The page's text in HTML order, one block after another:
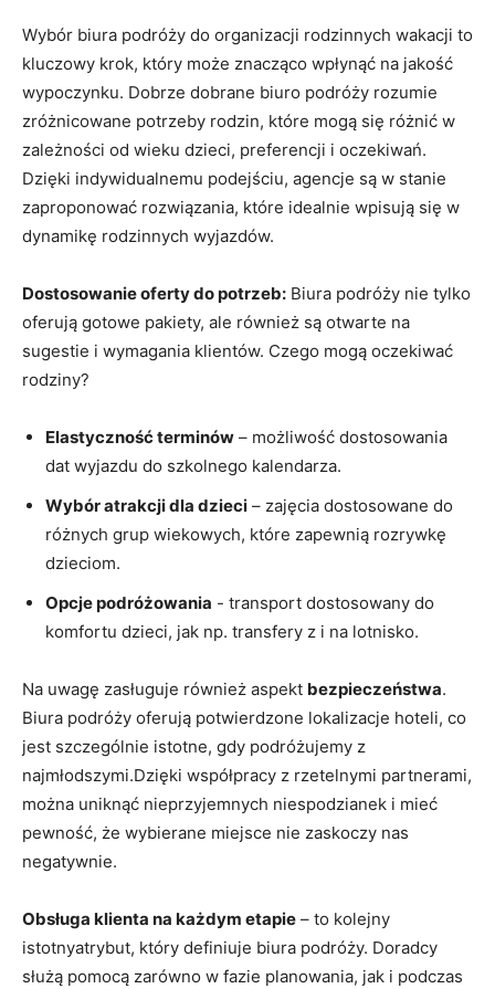
Wybór ​biura podróży do organizacji rodzinnych wakacji to
kluczowy krok, który może znacząco⁣ wpłynąć na jakość⁤
wypoczynku. Dobrze dobrane biuro podróży rozumie
zróżnicowane potrzeby ‍rodzin, które mogą się różnić w
zależności od wieku dzieci,⁤ preferencji i oczekiwań.
Dzięki indywidualnemu podejściu, agencje są w stanie
zaproponować rozwiązania, które idealnie wpisują ​się w
dynamikę rodzinnych wyjazdów.
Dostosowanie ⁣oferty do potrzeb: Biura podróży nie⁤ tylko
oferują gotowe pakiety, ale również są otwarte na
sugestie i ⁢wymagania klientów. Czego mogą oczekiwać
rodziny?
Elastyczność terminów – możliwość ⁤dostosowania
dat wyjazdu do szkolnego kalendarza.
Wybór ⁣atrakcji dla dzieci – zajęcia dostosowane do
‌różnych grup wiekowych, które zapewnią rozrywkę
dzieciom.
Opcje podróżowania ‌- transport dostosowany do
komfortu dzieci, jak‌ np. transfery z ‍i na lotnisko.
Na uwagę zasługuje ‍również aspekt⁣ bezpieczeństwa.
Biura podróży oferują potwierdzone lokalizacje hoteli, co
jest szczególnie istotne, gdy podróżujemy z
najmłodszymi.Dzięki współpracy z rzetelnymi⁤ partnerami,
można uniknąć nieprzyjemnych niespodzianek‍ i ​mieć
pewność, że wybierane miejsce nie ⁤zaskoczy nas ​
negatywnie.
Obsługa klienta na każdym etapie – to kolejny
istotnyatrybut, który definiuje biura podróży.⁤ Doradcy
służą⁤ pomocą‌ zarówno w fazie planowania, jak i podczas